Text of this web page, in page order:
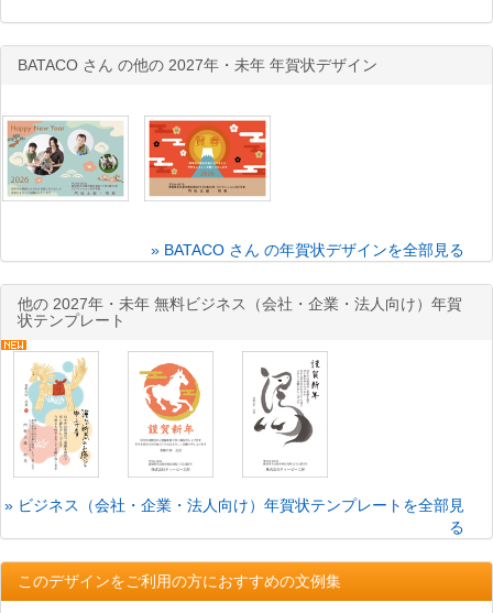
BATACO さん の他の 2027年・未年 年賀状デザイン
» BATACO さん の年賀状デザインを全部見る
他の 2027年・未年 無料ビジネス（会社・企業・法人向け）年賀
状テンプレート
» ビジネス（会社・企業・法人向け）年賀状テンプレートを全部見
る
このデザインをご利用の方におすすめの文例集